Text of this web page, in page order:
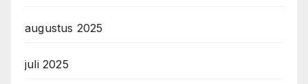
augustus 2025
juli 2025